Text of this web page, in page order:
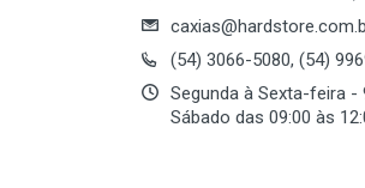
(54) 3066-5080, (54)
Segunda à Sexta-feira -
Sábado das 09:00 às